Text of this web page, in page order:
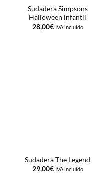
Sudadera Simpsons
Halloween infantil
28,00€ IVA incluido
Sudadera The Legend
29,00€ IVA incluido